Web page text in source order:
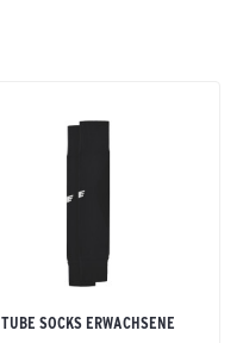
TUBE SOCKS ERWACHSENE